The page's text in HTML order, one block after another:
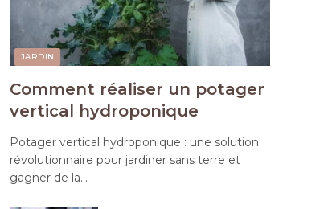
JARDIN
Comment réaliser un potager
vertical hydroponique
Potager vertical hydroponique : une solution
révolutionnaire pour jardiner sans terre et
gagner de la…